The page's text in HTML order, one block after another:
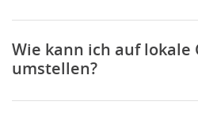
Wie kann ich auf lokale
umstellen?